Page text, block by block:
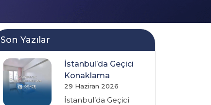
Son Yazılar
İstanbul’da Geçici
Konaklama
29 Haziran 2026
İstanbul’da Geçici